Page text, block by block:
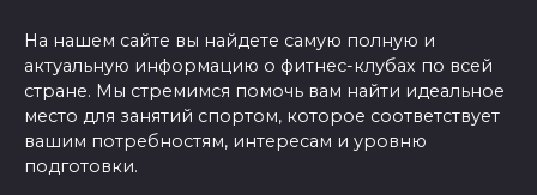
На нашем сайте вы найдете самую полную и
актуальную информацию о фитнес-клубах по всей
стране. Мы стремимся помочь вам найти идеальное
место для занятий спортом, которое соответствует
вашим потребностям, интересам и уровню
подготовки.